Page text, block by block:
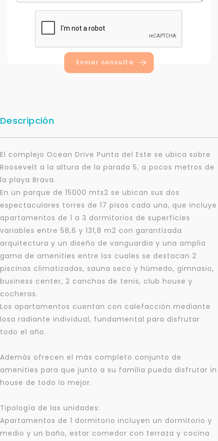
Enviar consulta
Descripción
El complejo Ocean Drive Punta del Este se ubica sobre
Roosevelt a la altura de la parada 5, a pocos metros de
la playa Brava.
En un parque de 15000 mts2 se ubican sus dos
espectaculares torres de 17 pisos cada una, que incluye
apartamentos de 1 a 3 dormitorios de superficies
variables entre 58,6 y 131,8 m2 con garantizada
arquitectura y un diseño de vanguardia y una amplia
gama de amenities entre los cuales se destacan 2
piscinas climatizadas, sauna seco y húmedo, gimnasio,
business center, 2 canchas de tenis, club house y
cocheras.
Los apartamentos cuentan con calefacción mediante
losa radiante individual, fundamental para disfrutar
todo el año.
Además ofrecen el más completo conjunto de
amenities para que junto a su familia pueda disfrutar in
house de todo lo mejor.
Tipología de las unidades:
Apartamentos de 1 dormitorio incluyen un dormitorio y
medio y un baño, estar comedor con terraza y cocina